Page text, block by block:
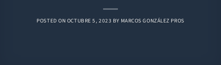
POSTED ON OCTUBRE 5, 2023 BY MARCOS GONZÁLEZ PROS